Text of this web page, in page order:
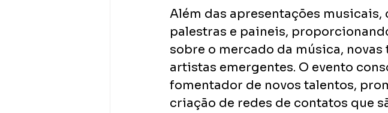
Além das apresentações
palestras e paineis,
sobre o mercado da música,
artistas emergentes. O evento
fomentador de novos talentos,
criação de redes de contatos que